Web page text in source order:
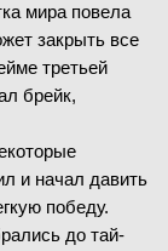
мира повела
закрыть все
третьей
брейк,
и начал давить
победу.
до тай-